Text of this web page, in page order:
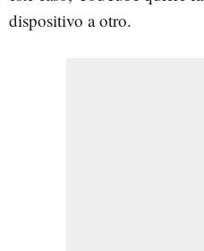
dispositivo a otro.